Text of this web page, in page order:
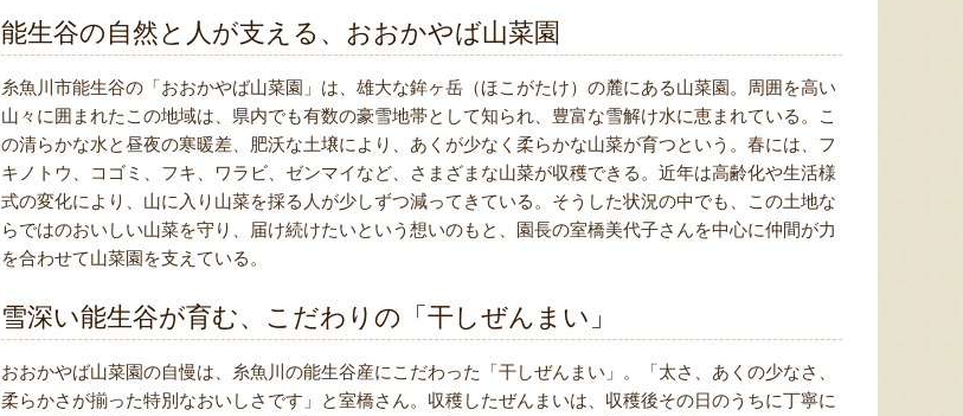
能生谷の自然と人が支える、おおかやば山菜園
糸魚川市能生谷の「おおかやば山菜園」は、雄大な鉾ヶ岳（ほこがたけ）の麓にある山菜園。周囲を高い
山々に囲まれたこの地域は、県内でも有数の豪雪地帯として知られ、豊富な雪解け水に恵まれている。こ
の清らかな水と昼夜の寒暖差、肥沃な土壌により、あくが少なく柔らかな山菜が育つという。春には、フ
キノトウ、コゴミ、フキ、ワラビ、ゼンマイなど、さまざまな山菜が収穫できる。近年は高齢化や生活様
式の変化により、山に入り山菜を採る人が少しずつ減ってきている。そうした状況の中でも、この土地な
らではのおいしい山菜を守り、届け続けたいという想いのもと、園長の室橋美代子さんを中心に仲間が力
を合わせて山菜園を支えている。
雪深い能生谷が育む、こだわりの「干しぜんまい」
おおかやば山菜園の自慢は、糸魚川の能生谷産にこだわった「干しぜんまい」。「太さ、あくの少なさ、
柔らかさが揃った特別なおいしさです」と室橋さん。収穫したぜんまいは、収穫後その日のうちに丁寧に